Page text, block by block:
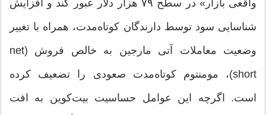
واقعی بازار» در سطح ۷۹ هزار دلار عبور کند و افزایش
شناسایی سود توسط دارندگان کوتاه‌مدت، همراه با تغییر
وضعیت معاملات آتی مارجین به خالص فروش (net
short)، مومنتوم کوتاه‌مدت صعودی را تضعیف کرده
است. اگرچه این عوامل حساسیت بیت‌کوین به افت